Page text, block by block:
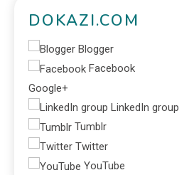
DOKAZI.COM
Blogger
Facebook
Google+
LinkedIn group
Tumblr
Twitter
YouTube